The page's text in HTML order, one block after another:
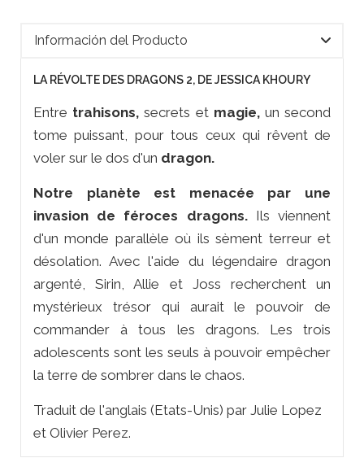
Información del Producto
LA RÉVOLTE DES DRAGONS 2, DE JESSICA KHOURY
Entre trahisons, secrets et magie,un second
tome puissant, pour tous ceux qui rêvent de
voler sur le dos d'un dragon.
Notre planète est menacée par une
invasion de féroces dragons.Ils viennent
d'un monde parallèle où ils sèment terreur et
désolation. Avec l'aide du légendaire dragon
argenté, Sirin, Allie et Joss recherchent un
mystérieux trésor qui aurait le pouvoir de
commander à tous les dragons. Les trois
adolescents sont les seuls à pouvoir empêcher
la terre de sombrer dans le chaos.
Traduit de l'anglais (Etats-Unis) par Julie Lopez
et Olivier Perez.